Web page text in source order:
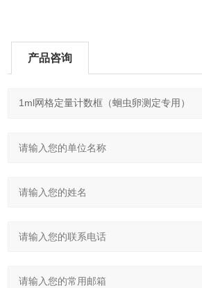
产品咨询